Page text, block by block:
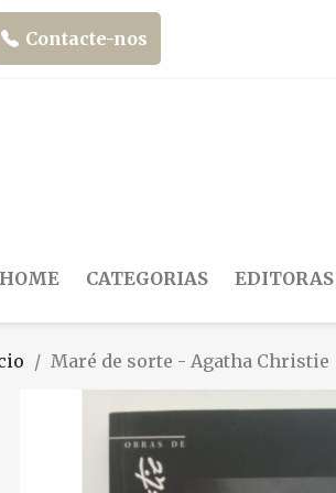
Contacte-nos
HOME CATEGORIAS EDITORAS
Maré de sorte - Agatha Christie